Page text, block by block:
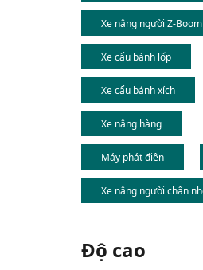
Xe nâng người Z-Boom
Xe cẩu bánh lốp
Xe cẩu bánh xích
Xe nâng hàng
Máy phát điện
Xe nâng người chân
Độ cao